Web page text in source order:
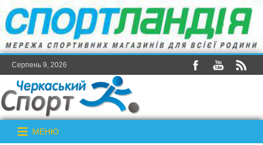
Серпень 9, 2026
МЕНЮ